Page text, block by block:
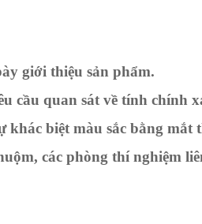
giới thiệu sản phẩm.
cầu quan sát về tính chính
biệt màu sắc bằng mắt
các phòng thí nghiệm